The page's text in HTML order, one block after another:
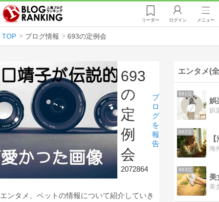
リーダー ログイン メニュー
TOP ブログ情報 693の定例会
693
の
定
例
会
2072864
ブ
ロ
グ
を
報
告
エンタメ、ペットの情報について紹介していき
エンタメ(
881位
娯
882位
883位
美